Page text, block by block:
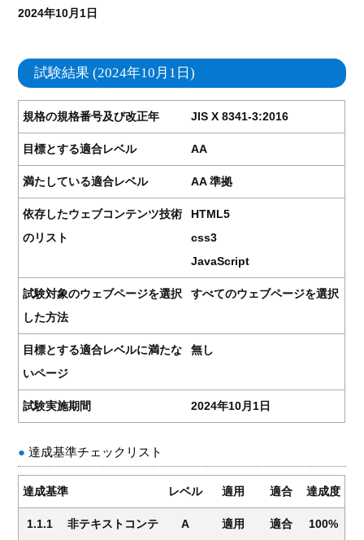
2024年10月1日
試験結果 (2024年10月1日)
規格の規格番号及び改正年 JIS X 8341-3:2016
目標とする適合レベル AA
満たしている適合レベル AA 準拠
依存したウェブコンテンツ技術
のリスト
HTML5
css3
JavaScript
試験対象のウェブページを選択
した方法
すべてのウェブページを選択
目標とする適合レベルに満たな
いページ
無し
試験実施期間 2024年10月1日
達成基準チェックリスト
達成基準 レベル 適用 適合 達成度
1.1.1
非テキストコンテ
A 適用 適合 100%